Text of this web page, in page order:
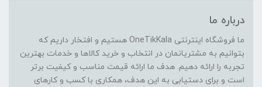
درباره ما
ما فروشگاه اینترنتی OneTikKala هستیم و افتخار داریم که
بتوانیم به مشتریانمان در انتخاب و خرید کالاها و خدمات بهترین
تجربه را ارائه دهیم. هدف ما ارائه قیمت مناسب و کیفیت برتر
است و برای دستیابی به این هدف، همکاری با کسب و کارهای